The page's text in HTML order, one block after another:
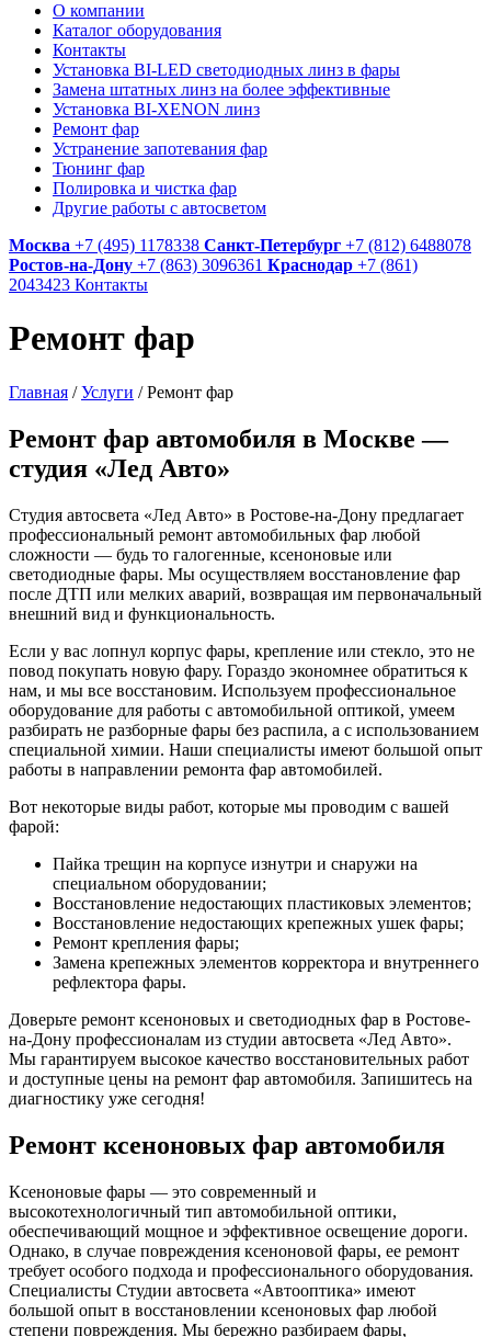
О компании
Каталог оборудования
Контакты
Установка BI-LED светодиодных линз в фары
Замена штатных линз на более эффективные
Установка BI-XENON линз
Ремонт фар
Устранение запотевания фар
Тюнинг фар
Полировка и чистка фар
Другие работы с автосветом
Москва +7 (495) 1178338 Санкт-Петербург +7 (812) 6488078
Ростов-на-Дону +7 (863) 3096361 Краснодар +7 (861)
2043423 Контакты
Ремонт фар
Главная / Услуги / Ремонт фар
Ремонт фар автомобиля в Москве —
студия «Лед Авто»
Студия автосвета «Лед Авто» в Ростове-на-Дону предлагает
профессиональный ремонт автомобильных фар любой
сложности — будь то галогенные, ксеноновые или
светодиодные фары. Мы осуществляем восстановление фар
после ДТП или мелких аварий, возвращая им первоначальный
внешний вид и функциональность.
Если у вас лопнул корпус фары, крепление или стекло, это не
повод покупать новую фару. Гораздо экономнее обратиться к
нам, и мы все восстановим. Используем профессиональное
оборудование для работы с автомобильной оптикой, умеем
разбирать не разборные фары без распила, а с использованием
специальной химии. Наши специалисты имеют большой опыт
работы в направлении ремонта фар автомобилей.
Вот некоторые виды работ, которые мы проводим с вашей
фарой:
Пайка трещин на корпусе изнутри и снаружи на
специальном оборудовании;
Восстановление недостающих пластиковых элементов;
Восстановление недостающих крепежных ушек фары;
Ремонт крепления фары;
Замена крепежных элементов корректора и внутреннего
рефлектора фары.
Доверьте ремонт ксеноновых и светодиодных фар в Ростове-
на-Дону профессионалам из студии автосвета «Лед Авто».
Мы гарантируем высокое качество восстановительных работ
и доступные цены на ремонт фар автомобиля. Запишитесь на
диагностику уже сегодня!
Ремонт ксеноновых фар автомобиля
Ксеноновые фары — это современный и
высокотехнологичный тип автомобильной оптики,
обеспечивающий мощное и эффективное освещение дороги.
Однако, в случае повреждения ксеноновой фары, ее ремонт
требует особого подхода и профессионального оборудования.
Специалисты Студии автосвета «Автооптика» имеют
большой опыт в восстановлении ксеноновых фар любой
степени повреждения. Мы бережно разбираем фары,